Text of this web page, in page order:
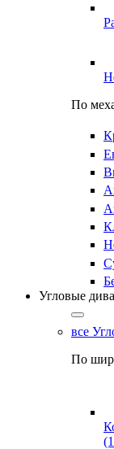
По
Угловые
все
По